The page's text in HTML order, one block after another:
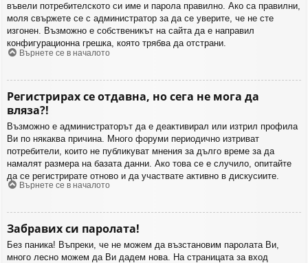
въвели потребителското си име и парола правилно. Ако са правилни,
моля свържете се с администратор за да се уверите, че не сте
изгонен. Възможно е собственикът на сайта да е направил
конфигурационна грешка, която трябва да отстрани.
Върнете се в началото
Регистрирах се отдавна, но сега не мога да
вляза?!
Възможно е администраторът да е деактивирал или изтрил профила
Ви по някаква причина. Много форуми периодично изтриват
потребители, които не публикуват мнения за дълго време за да
намалят размера на базата данни. Ако това се е случило, опитайте
да се регистрирате отново и да участвате активно в дискусиите.
Върнете се в началото
Забравих си паролата!
Без паника! Въпреки, че не можем да възстановим паролата Ви,
много лесно можем да Ви дадем нова. На страницата за вход